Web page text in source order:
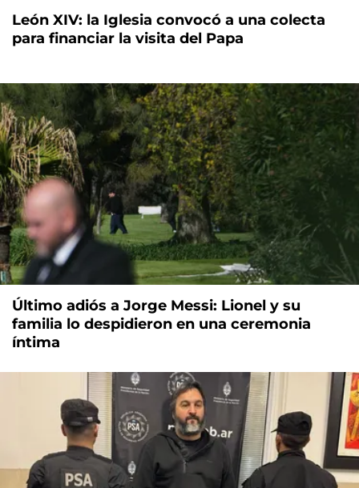
León XIV: la Iglesia convocó a una colecta
para financiar la visita del Papa
Último adiós a Jorge Messi: Lionel y su
familia lo despidieron en una ceremonia
íntima